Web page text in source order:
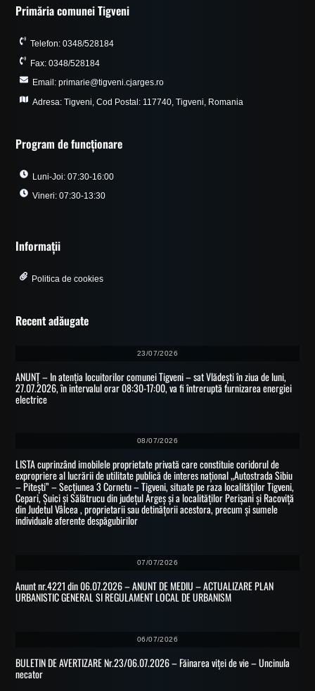
Primăria comunei Tigveni
Telefon: 0348/528184
Fax: 0348/528184
Email: primarie@tigveni.cjarges.ro
Adresa: Tigveni, Cod Postal: 117740, Tigveni, Romania
Program de funcționare
Luni-Joi: 07:30-16:00
Vineri: 07:30-13:30
Informații
Politica de cookies
Recent adăugate
23/07/2026
ANUNȚ – In atenția locuitorilor comunei Tigveni – sat Vlădești în ziua de luni,
27.07.2026, în intervalul orar 08:30-17:00, va fi întreruptă furnizarea energiei
electrice
08/07/2026
LISTA cuprinzând imobilele proprietate privată care constituie coridorul de
expropriere al lucrării de utilitate publică de interes național „Autostrada Sibiu
– Pitești” – Secțiunea 3 Cornetu – Tigveni, situate pe raza localităților Tigveni,
Cepari, Șuici și Sălătrucu din județul Argeș și a localităților Perișani și Racoviță
din Judetul Vâlcea , proprietarii sau detinățorii acestora, precum și sumele
individuale aferente despăgubirilor
07/07/2026
Anunt nr.4221 din 06.07.2026 – ANUNT DE MEDIU – ACTUALIZARE PLAN
URBANISTIC GENERAL SI REGULAMENT LOCAL DE URBANISM
06/07/2026
BULETIN DE AVERTIZARE Nr.23/06.07.2026 – Făinarea viței de vie – Uncinula
necator